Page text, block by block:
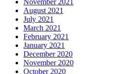
August 2021
July 2021
March 2021
February 2021
January 2021
December 2020
November 2020
October 2020